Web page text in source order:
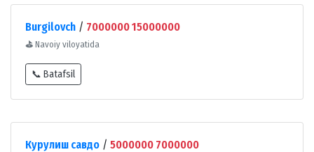
Burgilovch / 7000000 15000000
⛳ Navoiy viloyatida
📞 Batafsil
Курулиш савдо / 5000000 7000000